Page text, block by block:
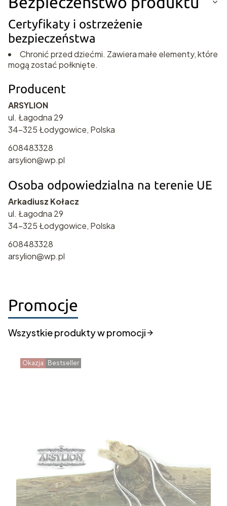
Certyfikaty i ostrzeżenie
bezpieczeństwa
Chronić przed dziećmi. Zawiera małe elementy, które
mogą zostać połknięte.
Producent
ARSYLION
ul. Łagodna 29
34-325 Łodygowice, Polska
608483328
arsylion@wp.pl
Osoba odpowiedzialna na terenie UE
Arkadiusz Kołacz
ul. Łagodna 29
34-325 Łodygowice, Polska
608483328
arsylion@wp.pl
Promocje
Wszystkie produkty w promocji
Okazja Bestseller